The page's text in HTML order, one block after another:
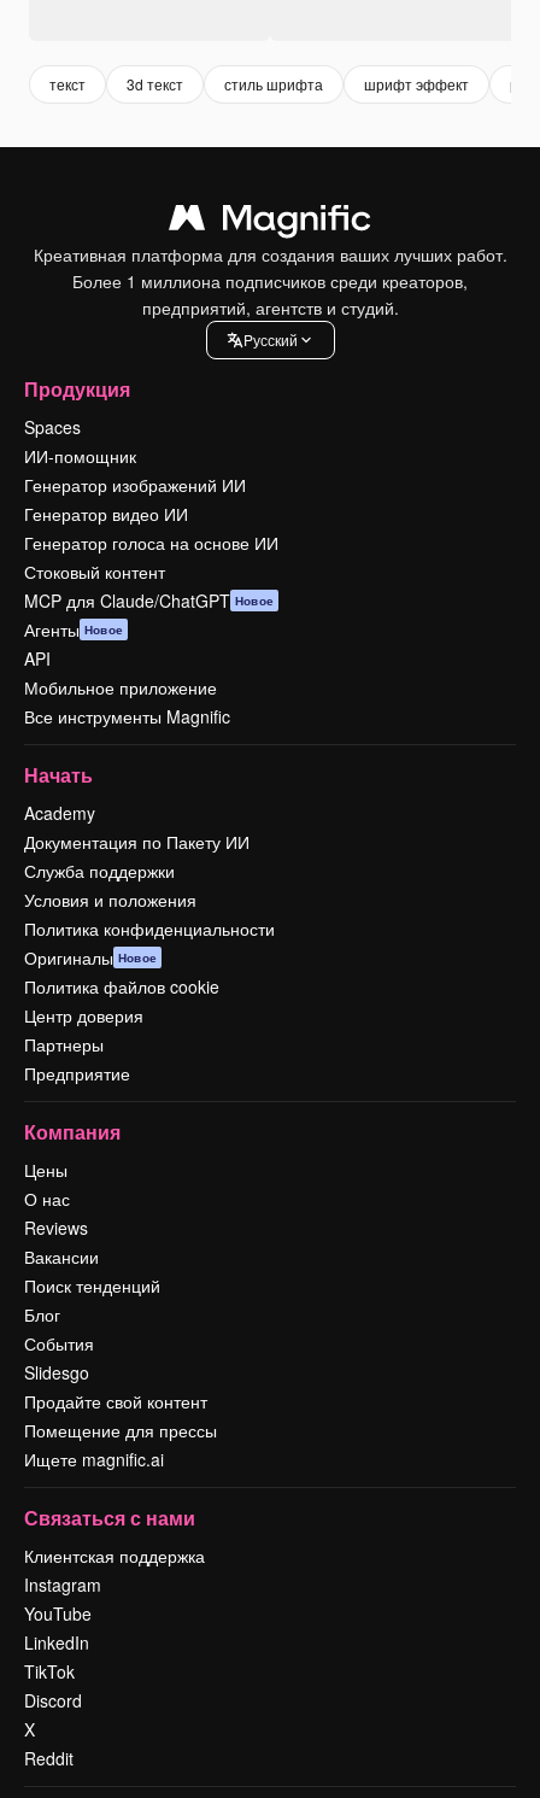
текст 3d текст стиль шрифта шрифт эффект
Креативная платформа для создания ваших лучших работ.
Более 1 миллиона подписчиков среди креаторов,
предприятий, агентств и студий.
Pусский
Продукция
Spaces
ИИ-помощник
Генератор изображений ИИ
Генератор видео ИИ
Генератор голоса на основе ИИ
Стоковый контент
MCP для Claude/ChatGPT Новое
Агенты Новое
API
Мобильное приложение
Все инструменты Magnific
Начать
Academy
Документация по Пакету ИИ
Служба поддержки
Условия и положения
Политика конфиденциальности
Оригиналы Новое
Политика файлов cookie
Центр доверия
Партнеры
Предприятие
Компания
Цены
О нас
Reviews
Вакансии
Поиск тенденций
Блог
События
Slidesgo
Продайте свой контент
Помещение для прессы
Ищете magnific.ai
Связаться с нами
Клиентская поддержка
Instagram
YouTube
LinkedIn
TikTok
Discord
X
Reddit